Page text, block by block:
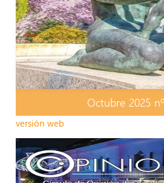
Octubre 2025
versión web